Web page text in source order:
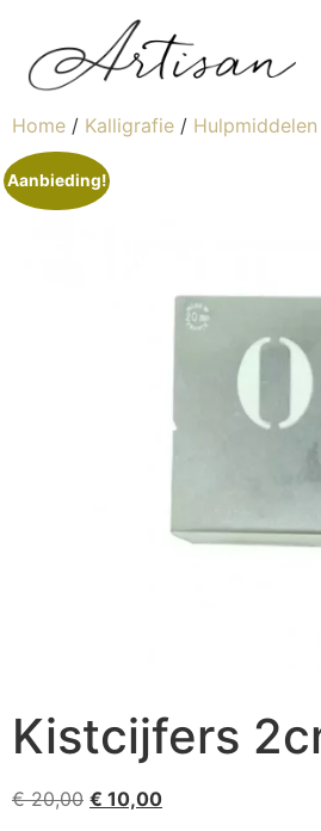
Home / Kalligrafie / Hulpmiddelen
Aanbieding!
Kistcijfers
€20,00 € 10,00